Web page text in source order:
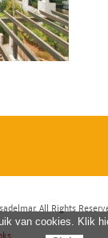
All Rights
van cookies. Klik